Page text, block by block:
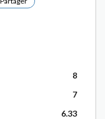
8
7
6.33